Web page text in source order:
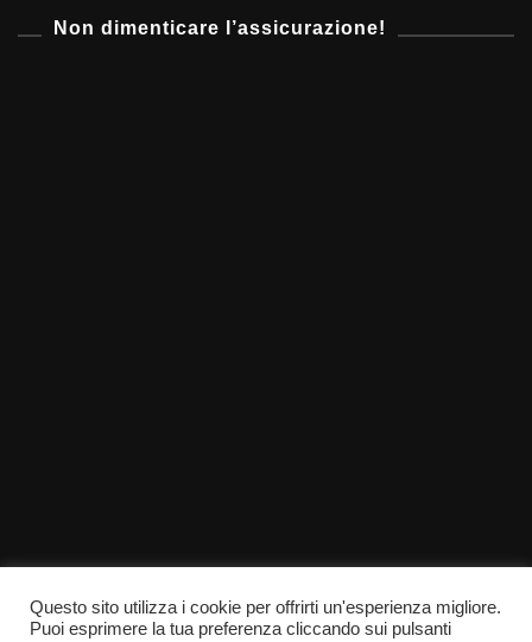
Non dimenticare l’assicurazione!
Questo sito utilizza i cookie per offrirti un'esperienza migliore.
Puoi esprimere la tua preferenza cliccando sui pulsanti